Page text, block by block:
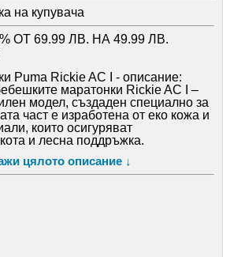
на купувача
ОТ 69.99 ЛВ. НА 49.99 ЛВ.
Puma Rickie AC I - описание:
маратонки Rickie AC I –
модел, създаден специално за
част е изработена от еко кожа и
които осигуряват
и лесна поддръжка.
бързо и лесно обуване и
осигуряват удобно и
цялото описание ↓